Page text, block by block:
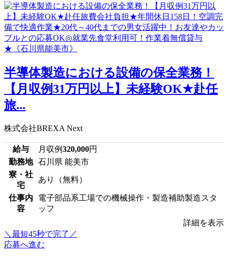
半導体製造における設備の保全業務！
【月収例31万円以上】未経験OK★赴任
旅...
株式会社BREXA Next
給与 月収例320,000円
勤務地 石川県 能美市
寮・社
宅
あり（無料）
仕事内
容
電子部品系工場での機械操作・製造補助製造スタ
ッフ
詳細を表示
＼最短45秒で完了／
応募へ進む